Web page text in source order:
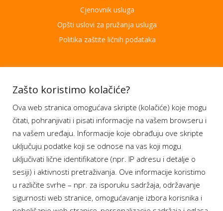
Cjenovnik usluga
Opšti uslovi za pružanja usluga
Politika zaštite ličnih podataka
Aplikacije
Moj BH Telecom
Dostupnost usluga
Moja webTV
Aukcije BH Telecom
Program lojalnosti
Zašto koristimo kolačiće?
Ova web stranica omogućava skripte (kolačiće) koje mogu
čitati, pohranjivati i pisati informacije na vašem browseru i
na vašem uređaju. Informacije koje obrađuju ove skripte
uključuju podatke koji se odnose na vas koji mogu
uključivati lične identifikatore (npr. IP adresu i detalje o
sesiji) i aktivnosti pretraživanja. Ove informacije koristimo
u različite svrhe – npr. za isporuku sadržaja, održavanje
sigurnosti web stranice, omogućavanje izbora korisnika i